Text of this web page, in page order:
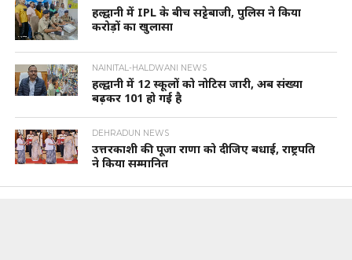
हल्द्वानी में IPL के बीच सट्टेबाजी, पुलिस ने किया
करोड़ों का खुलासा
NAINITAL-HALDWANI NEWS
हल्द्वानी में 12 स्कूलों को नोटिस जारी, अब संख्या
बढ़कर 101 हो गई है
DEHRADUN NEWS
उत्तरकाशी की पूजा राणा को दीजिए बधाई, राष्ट्रपति
ने किया सम्मानित